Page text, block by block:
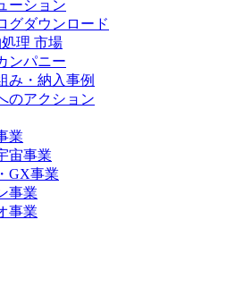
ーション
グダウンロード
理 市場
ンパニー
み・納入事例
のアクション
業
宙事業
GX事業
事業
事業